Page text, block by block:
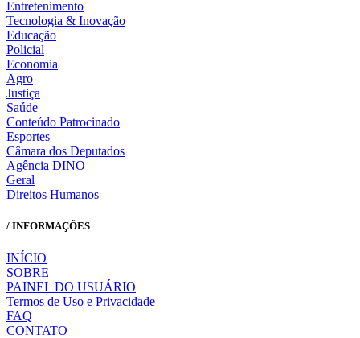
Entretenimento
Tecnologia & Inovação
Educação
Policial
Economia
Agro
Justiça
Saúde
Conteúdo Patrocinado
Esportes
Câmara dos Deputados
Agência DINO
Geral
Direitos Humanos
/ INFORMAÇÕES
INÍCIO
SOBRE
PAINEL DO USUÁRIO
Termos de Uso e Privacidade
FAQ
CONTATO